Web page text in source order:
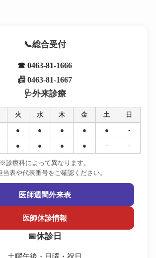
総合受付
☎ 0463-81-1666
📠 0463-81-1667
外来診療
火 水 木 金 土 日
● ● ● ● ● -
● ● ● ● - -
※診療科によって異なります。
当表や代表番号をご確認ください。
医師週間外来表
医師休診情報
休診日
土曜午後・日曜・祝日